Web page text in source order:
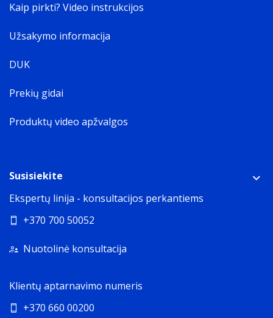
Kaip pirkti? Video instrukcijos
Užsakymo informacija
DUK
Prekių gidai
Produktų video apžvalgos
Susisiekite
Ekspertų linija - konsultacijos perkantiems
+370 700 50052
Nuotolinė konsultacija
Klientų aptarnavimo numeris
+370 660 00200